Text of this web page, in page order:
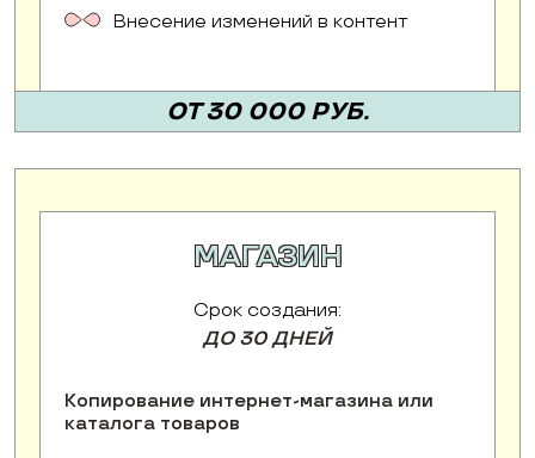
Внесение изменений в контент
ОТ 30 000 РУБ.
МАГАЗИН
Срок создания:
ДО 30 ДНЕЙ
Копирование интернет-магазина или
каталога товаров